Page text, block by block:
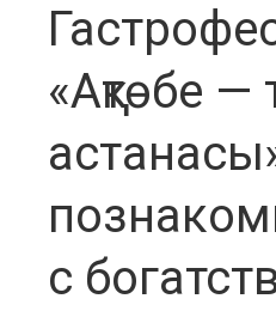
«Ақтөбе
с